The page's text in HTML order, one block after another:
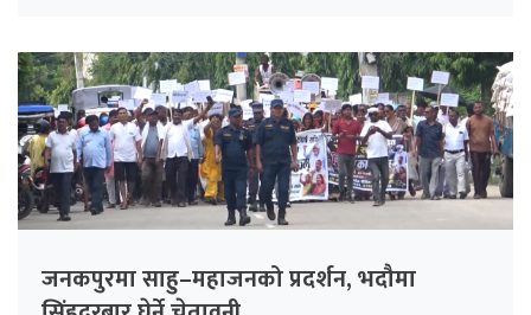
जनकपुरमा साहु–महाजनको प्रदर्शन, भदौमा